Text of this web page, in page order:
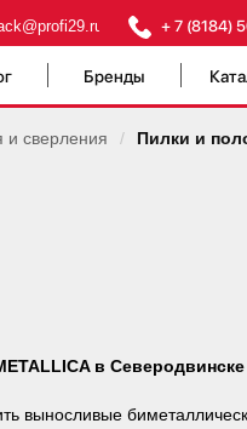
+ 7 (8184)
Бренды
и сверления / Пилки и
в
выносливые